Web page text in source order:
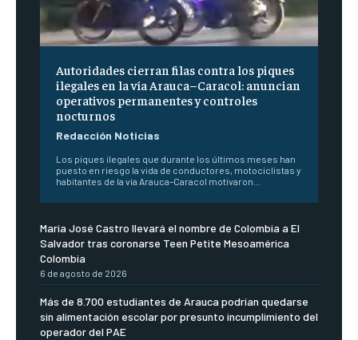
Autoridades cierran filas contra los piques
ilegales en la vía Arauca–Caracol: anuncian
operativos permanentes y controles
nocturnos
Redacción Noticias
Los piques ilegales que durante los últimos meses han
puesto en riesgo la vida de conductores, motociclistas y
habitantes de la vía Arauca–Caracol motivaron...
María José Castro llevará el nombre de Colombia a El
Salvador tras coronarse Teen Petite Mesoamérica
Colombia
6 de agosto de 2026
Más de 8.700 estudiantes de Arauca podrían quedarse
sin alimentación escolar por presunto incumplimiento del
operador del PAE